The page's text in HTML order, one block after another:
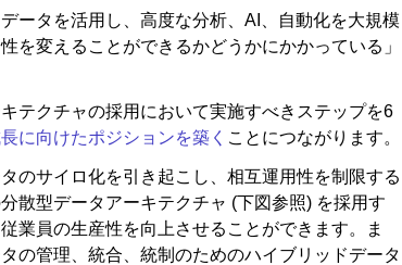
ータを活用し、高度な分析、AI、自動化を大規模
を変えることができるかどうかにかかっている」
テクチャの採用において実施すべきステップを6
に向けたポジションを築く ことにつながります。
のサイロ化を引き起こし、相互運用性を制限する
散型データアーキテクチャ (下図参照) を採用す
業員の生産性を向上させることができます。ま
の管理、統合、統制のためのハイブリッドデータ